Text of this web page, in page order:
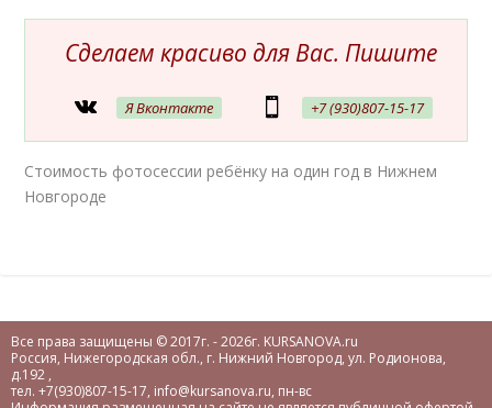
Сделаем красиво для Вас. Пишите
Я Вконтакте +7 (930)807-15-17
Стоимость фотосессии ребёнку на один год в Нижнем
Новгороде
Все права защищены © 2017г. - 2026г. KURSANOVA.ru
Россия, Нижегородская обл., г. Нижний Новгород, ул. Родионова,
д.192,
тел. +7(930)807-15-17, info@kursanova.ru, пн-вс